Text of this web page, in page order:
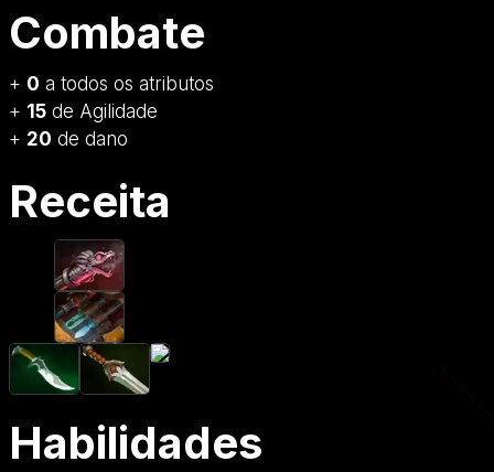
Combate
+ 0 a todos os atributos
+ 15 de Agilidade
+ 20 de dano
Receita
Habilidades